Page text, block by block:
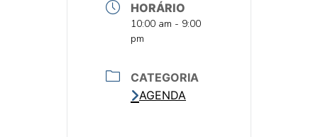
HORÁRIO
HORA
10:00 am - 9:00
pm
CATEGORIA
AGENDA